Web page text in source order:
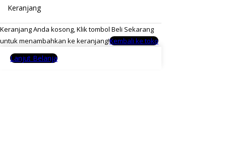
Keranjang
Keranjang Anda kosong, Klik tombol Beli Sekarang
untuk menambahkan ke keranjang!Kembali ke toko
Lanjut Belanja